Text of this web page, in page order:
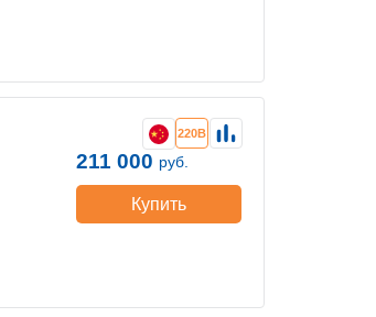
220В
211 000 руб.
Купить